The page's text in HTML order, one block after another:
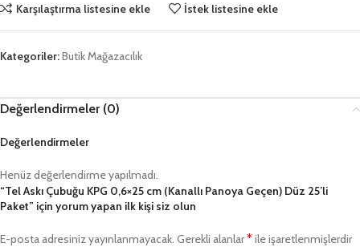
Karşılaştırma listesine ekle İstek listesine ekle
Kategoriler:Butik Mağazacılık
Değerlendirmeler (0)
Değerlendirmeler
Henüz değerlendirme yapılmadı.
“Tel Askı Çubuğu KPG 0,6×25 cm (Kanallı Panoya Geçen) Düz 25’li
Paket” için yorum yapan ilk kişi siz olun
E-posta adresiniz yayınlanmayacak. Gerekli alanlar*ile işaretlenmişlerdir